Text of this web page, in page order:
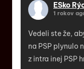
ESko
1 rokov
Vedeli ste že,
na PSP plynulo
z intra inej PSP